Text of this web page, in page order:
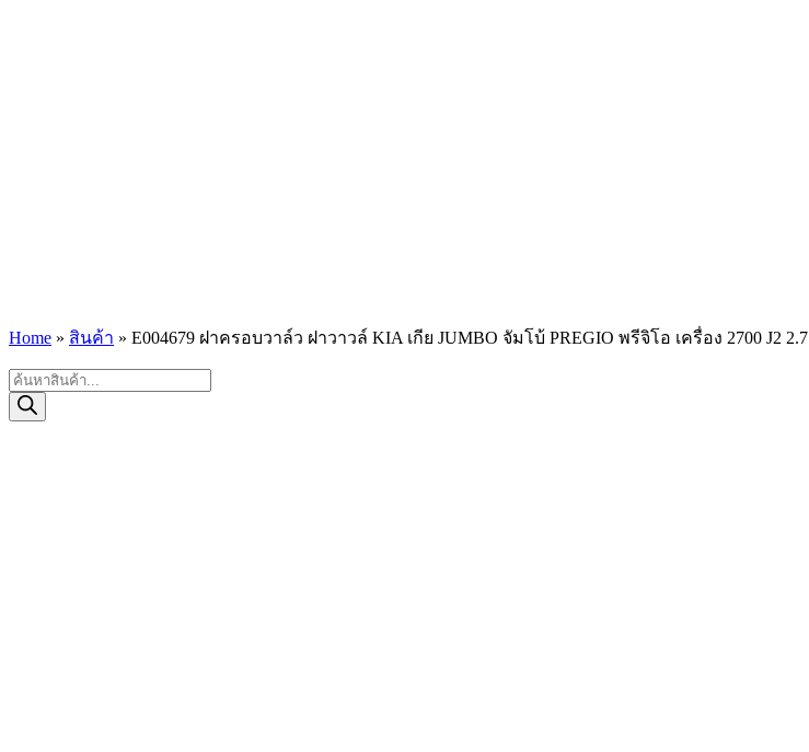
Home » สินค้า » E004679 ฝาครอบวาล์ว ฝาวาวล์ KIA เกีย JUMBO จัมโบ้ PREGIO พรีจิโอ เครื่อง 2700 J2 2.7
Products
search